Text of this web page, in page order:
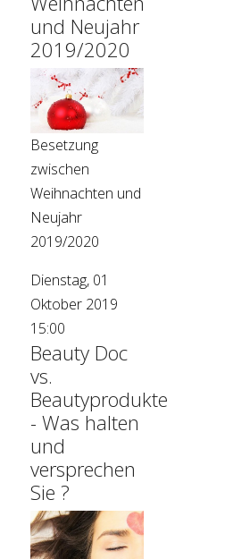
und Neujahr
2019/2020
Besetzung
zwischen
Weihnachten und
Neujahr
2019/2020
Dienstag, 01
Oktober 2019
15:00
Beauty Doc
vs.
Beautyprodukte
- Was halten
und
versprechen
Sie ?